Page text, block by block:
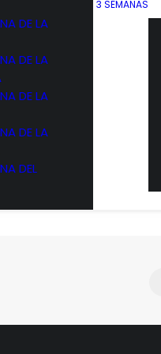
DE LA
DE LA
DE LA
DE LA
DEL
3 SEMANAS
de piernas laterales para el
a una pierna con fitball
lateral en la pared